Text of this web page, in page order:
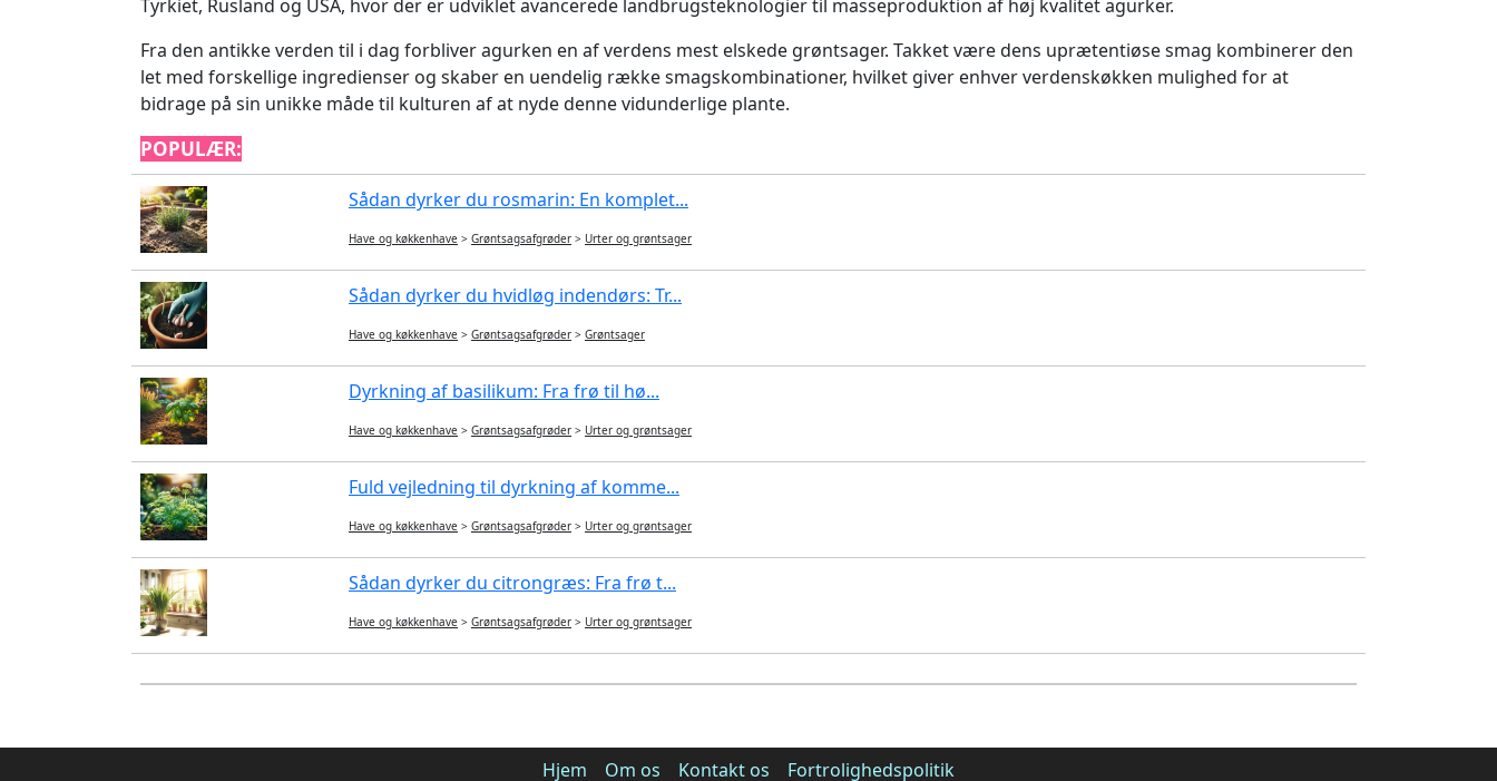
Tyrkiet, Rusland og USA, hvor der er udviklet avancerede landbrugsteknologier til masseproduktion af høj kvalitet agurker.
Fra den antikke verden til i dag forbliver agurken en af verdens mest elskede grøntsager. Takket være dens uprætentiøse smag kombinerer den
let med forskellige ingredienser og skaber en uendelig række smagskombinationer, hvilket giver enhver verdenskøkken mulighed for at
bidrage på sin unikke måde til kulturen af at nyde denne vidunderlige plante.
POPULÆR:
Sådan dyrker du rosmarin: En komplet...
Have og køkkenhave > Grøntsagsafgrøder > Urter og grøntsager
Sådan dyrker du hvidløg indendørs: Tr...
Have og køkkenhave > Grøntsagsafgrøder > Grøntsager
Dyrkning af basilikum: Fra frø til hø...
Have og køkkenhave > Grøntsagsafgrøder > Urter og grøntsager
Fuld vejledning til dyrkning af komme...
Have og køkkenhave > Grøntsagsafgrøder > Urter og grøntsager
Sådan dyrker du citrongræs: Fra frø t...
Have og køkkenhave > Grøntsagsafgrøder > Urter og grøntsager
Hjem Om os Kontakt os Fortrolighedspolitik